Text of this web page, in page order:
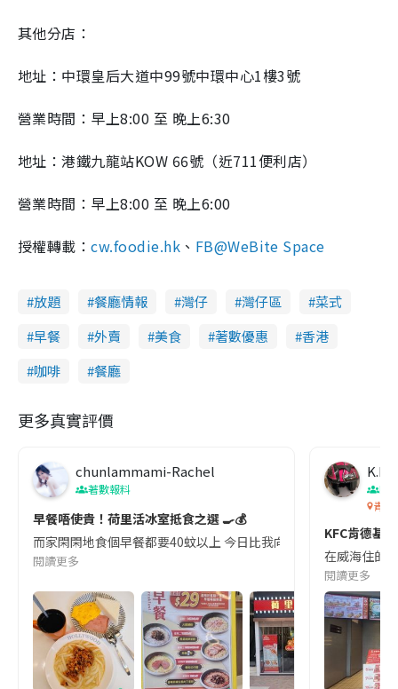
其他分店：
地址：中環皇后大道中99號中環中心1樓3號
營業時間：早上8:00 至 晚上6:30
地址：港鐵九龍站KOW 66號（近711便利店）
營業時間：早上8:00 至 晚上6:00
授權轉載：cw.foodie.hk 、 FB@WeBite Space
放題 餐廳情報 灣仔 灣仔區
菜式
早餐
外賣 美食 著數優惠
香港
咖啡
餐廳
更多真實評價
chunlammami-Rachel
著數報料
早餐唔使貴！荷里活冰室抵食之選 🍳💰
而家閑閑地食個早餐都要40蚊以上 今日比我向荷里活冰室發現
閱讀更多
K.L
青島
KFC肯德基
在威海住的
閱讀更多